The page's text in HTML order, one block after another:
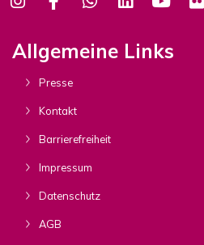
Allgemeine Links
Presse
Kontakt
Barrierefreiheit
Impressum
Datenschutz
AGB